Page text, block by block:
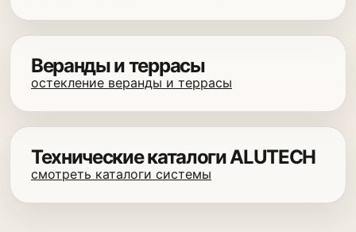
Веранды и террасы
остекление веранды и террасы
Технические каталоги ALUTECH
смотреть каталоги системы